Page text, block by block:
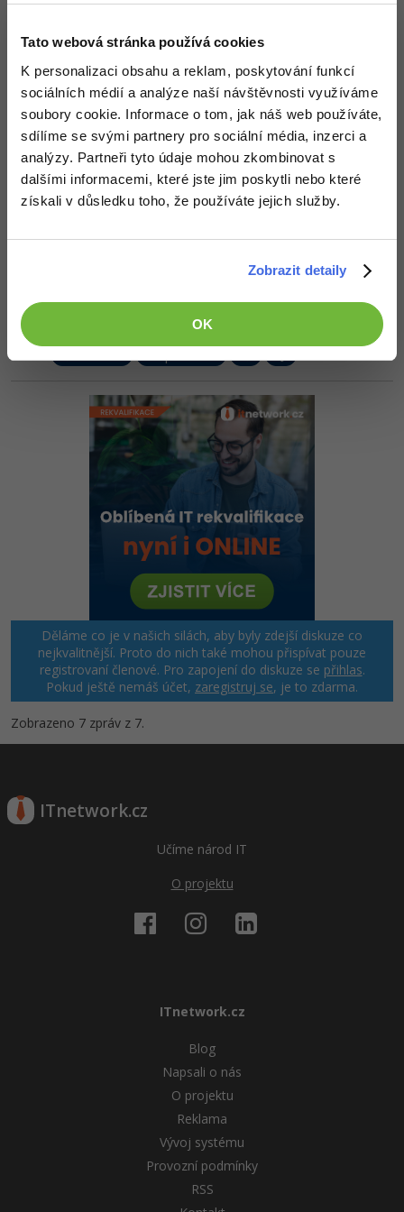
Tato webová stránka používá cookies
K personalizaci obsahu a reklam, poskytování funkcí
sociálních médií a analýze naší návštěvnosti využíváme
soubory cookie. Informace o tom, jak náš web používáte,
sdílíme se svými partnery pro sociální média, inzerci a
analýzy. Partneři tyto údaje mohou zkombinovat s
dalšími informacemi, které jste jim poskytli nebo které
získali v důsledku toho, že používáte jejich služby.
Zobrazit detaily
OK
-30%
SEO -30%
UX
Business
-80%
Time management
Windows
Sítě
Kybernetická bezpečnost
Elektronický podpis
Fórum
Adobe Lightroom
-15%
Adobe InDesign -25%
Adobe After Effects
Video
Ostatní
Fórum
Pro firmy
zavolá, proč by měl být sám kontrolerem? Je to přece router. Přece
nebude tvořit další vrstvu kontrolerů volající kontrolery a viewery.
Nahoru Odpovědět
Odpovídá na Pavel Winkler
David Hartinger
Rolí kontroleru je vybírat co bude volat, proto je router
kontrolerem.
Děláme co je v našich silách, aby byly zdejší diskuze co
nejkvalitnější. Proto do nich také mohou přispívat pouze
registrovaní členové. Pro zapojení do diskuze se přihlas.
Pokud ještě nemáš účet, zaregistruj se, je to zdarma.
Zobrazeno 7 zpráv z 7.
ITnetwork.cz
Učíme národ IT
O projektu
ITnetwork.cz
Blog
Napsali o nás
O projektu
Reklama
Vývoj systému
Provozní podmínky
RSS